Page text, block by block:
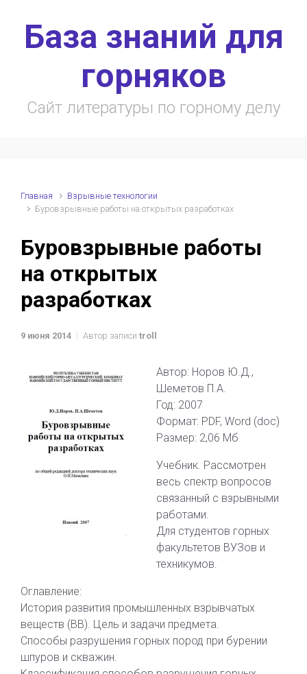
База знаний для
горняков
Сайт литературы по горному делу
Главная
Взрывные технологии
Буровзрывные работы на открытых разработках
Буровзрывные работы
на открытых
разработках
9 июня 2014 Автор записи troll
Автор: Норов Ю.Д.,
Шеметов П.А.
Год: 2007
Формат: PDF, Word (doc)
Размер: 2,06 Мб
Учебник. Рассмотрен
весь спектр вопросов
связанный с взрывными
работами.
Для студентов горных
факультетов ВУЗов и
техникумов.
Оглавление:
История развития промышленных взрывчатых
веществ (ВВ). Цель и задачи предмета.
Способы разрушения горных пород при бурении
шпуров и скважин.